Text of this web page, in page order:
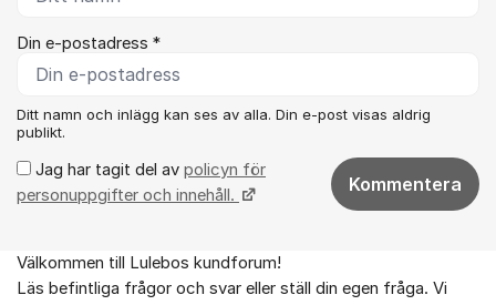
Din e-postadress *
Ditt namn och inlägg kan ses av alla. Din e-post visas aldrig
publikt.
Jag har tagit del av policyn för
personuppgifter och innehåll.
Kommentera
Om forumet
Välkommen till Lulebos kundforum!
Läs befintliga frågor och svar eller ställ din egen fråga. Vi